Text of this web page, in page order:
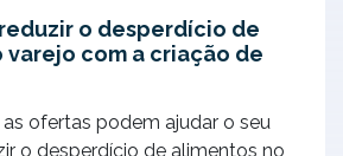
o desperdício de
varejo com a criação de
ofertas podem ajudar o seu
o desperdício de alimentos no